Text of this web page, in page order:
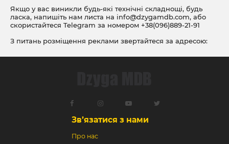
Якщо у вас виникли будь-які технічні складнощі, будь
ласка, напишіть нам листа на info@dzygamdb.com, або
скористайтеся Telegram за номером +38(096)889-21-91
З питань розміщення реклами звертайтеся за адресою:
посиланням
Зв’язатися з нами
Про нас